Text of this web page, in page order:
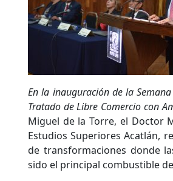
En la inauguración de la
Tratado de Libre Comercio con
Miguel de la Torre, el Doctor
Estudios Superiores Acatlán,
de transformaciones donde
sido el principal combustible